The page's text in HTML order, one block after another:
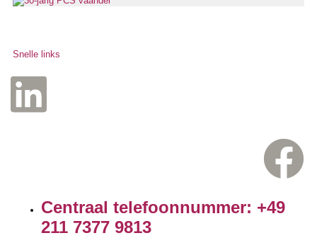
Snelle links
Centraal telefoonnummer: +49
211 7377 9813